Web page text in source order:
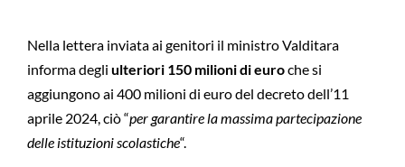
Nella lettera inviata ai genitori il ministro Valditara
informa degli ulteriori 150 milioni di euroche si
aggiungono ai 400 milioni di euro del decreto dell’11
aprile 2024, ciò “per garantire la massima partecipazione
delle istituzioni scolastiche“.